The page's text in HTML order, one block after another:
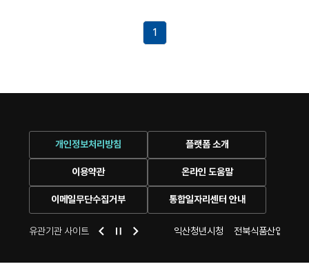
1
개인정보처리방침 플랫폼 소개
이용약관 온라인 도움말
이메일무단수집거부 통합일자리센터 안내
유관기관 사이트
익산 시청 익산여성새로일하기센터 익산청년시청 전북식품산업일자